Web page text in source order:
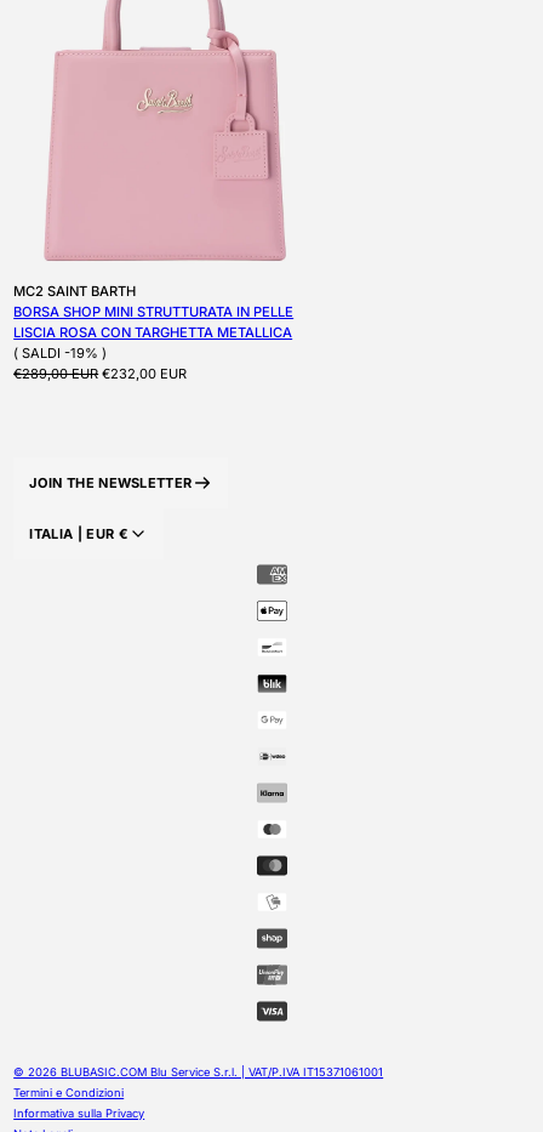
Produttore:
MC2 SAINT BARTH
BORSA SHOP MINI STRUTTURATA IN PELLE
LISCIA ROSA CON TARGHETTA METALLICA
( SALDI -19% )
Prezzo di listino
€289,00 EUR Prezzo scontato
€232,00 EUR
JOIN THE NEWSLETTER
PAESE/AREA GEOGRAFICA:
ITALIA |EUR €
© 2026 BLUBASIC.COM Blu Service S.r.l. | VAT/P.IVA IT15371061001
Termini e Condizioni
Informativa sulla Privacy